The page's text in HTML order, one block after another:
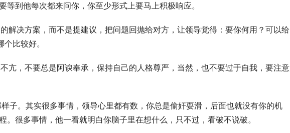
等到他每次都来问你，你至少形式上要马上积极响应。
解决方案，而不是提建议，把问题回抛给对方，让领导觉得：要你何用？可以给
比较好。
亢，不要总是阿谀奉承，保持自己的人格尊严，当然，也不要过于自我，要注意
子。其实很多事情，领导心里都有数，你总是偷奸耍滑，后面也就没有你的机
。很多事情，他一看就明白你脑子里在想什么，只不过，看破不说破。